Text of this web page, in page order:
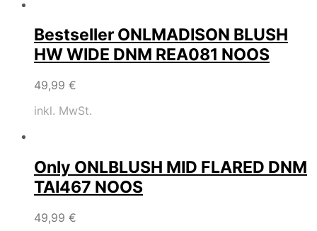
Bestseller ONLMADISON BLUSH
HW WIDE DNM REA081 NOOS
49,99 €
inkl. MwSt.
Only ONLBLUSH MID FLARED DNM
TAI467 NOOS
49,99 €